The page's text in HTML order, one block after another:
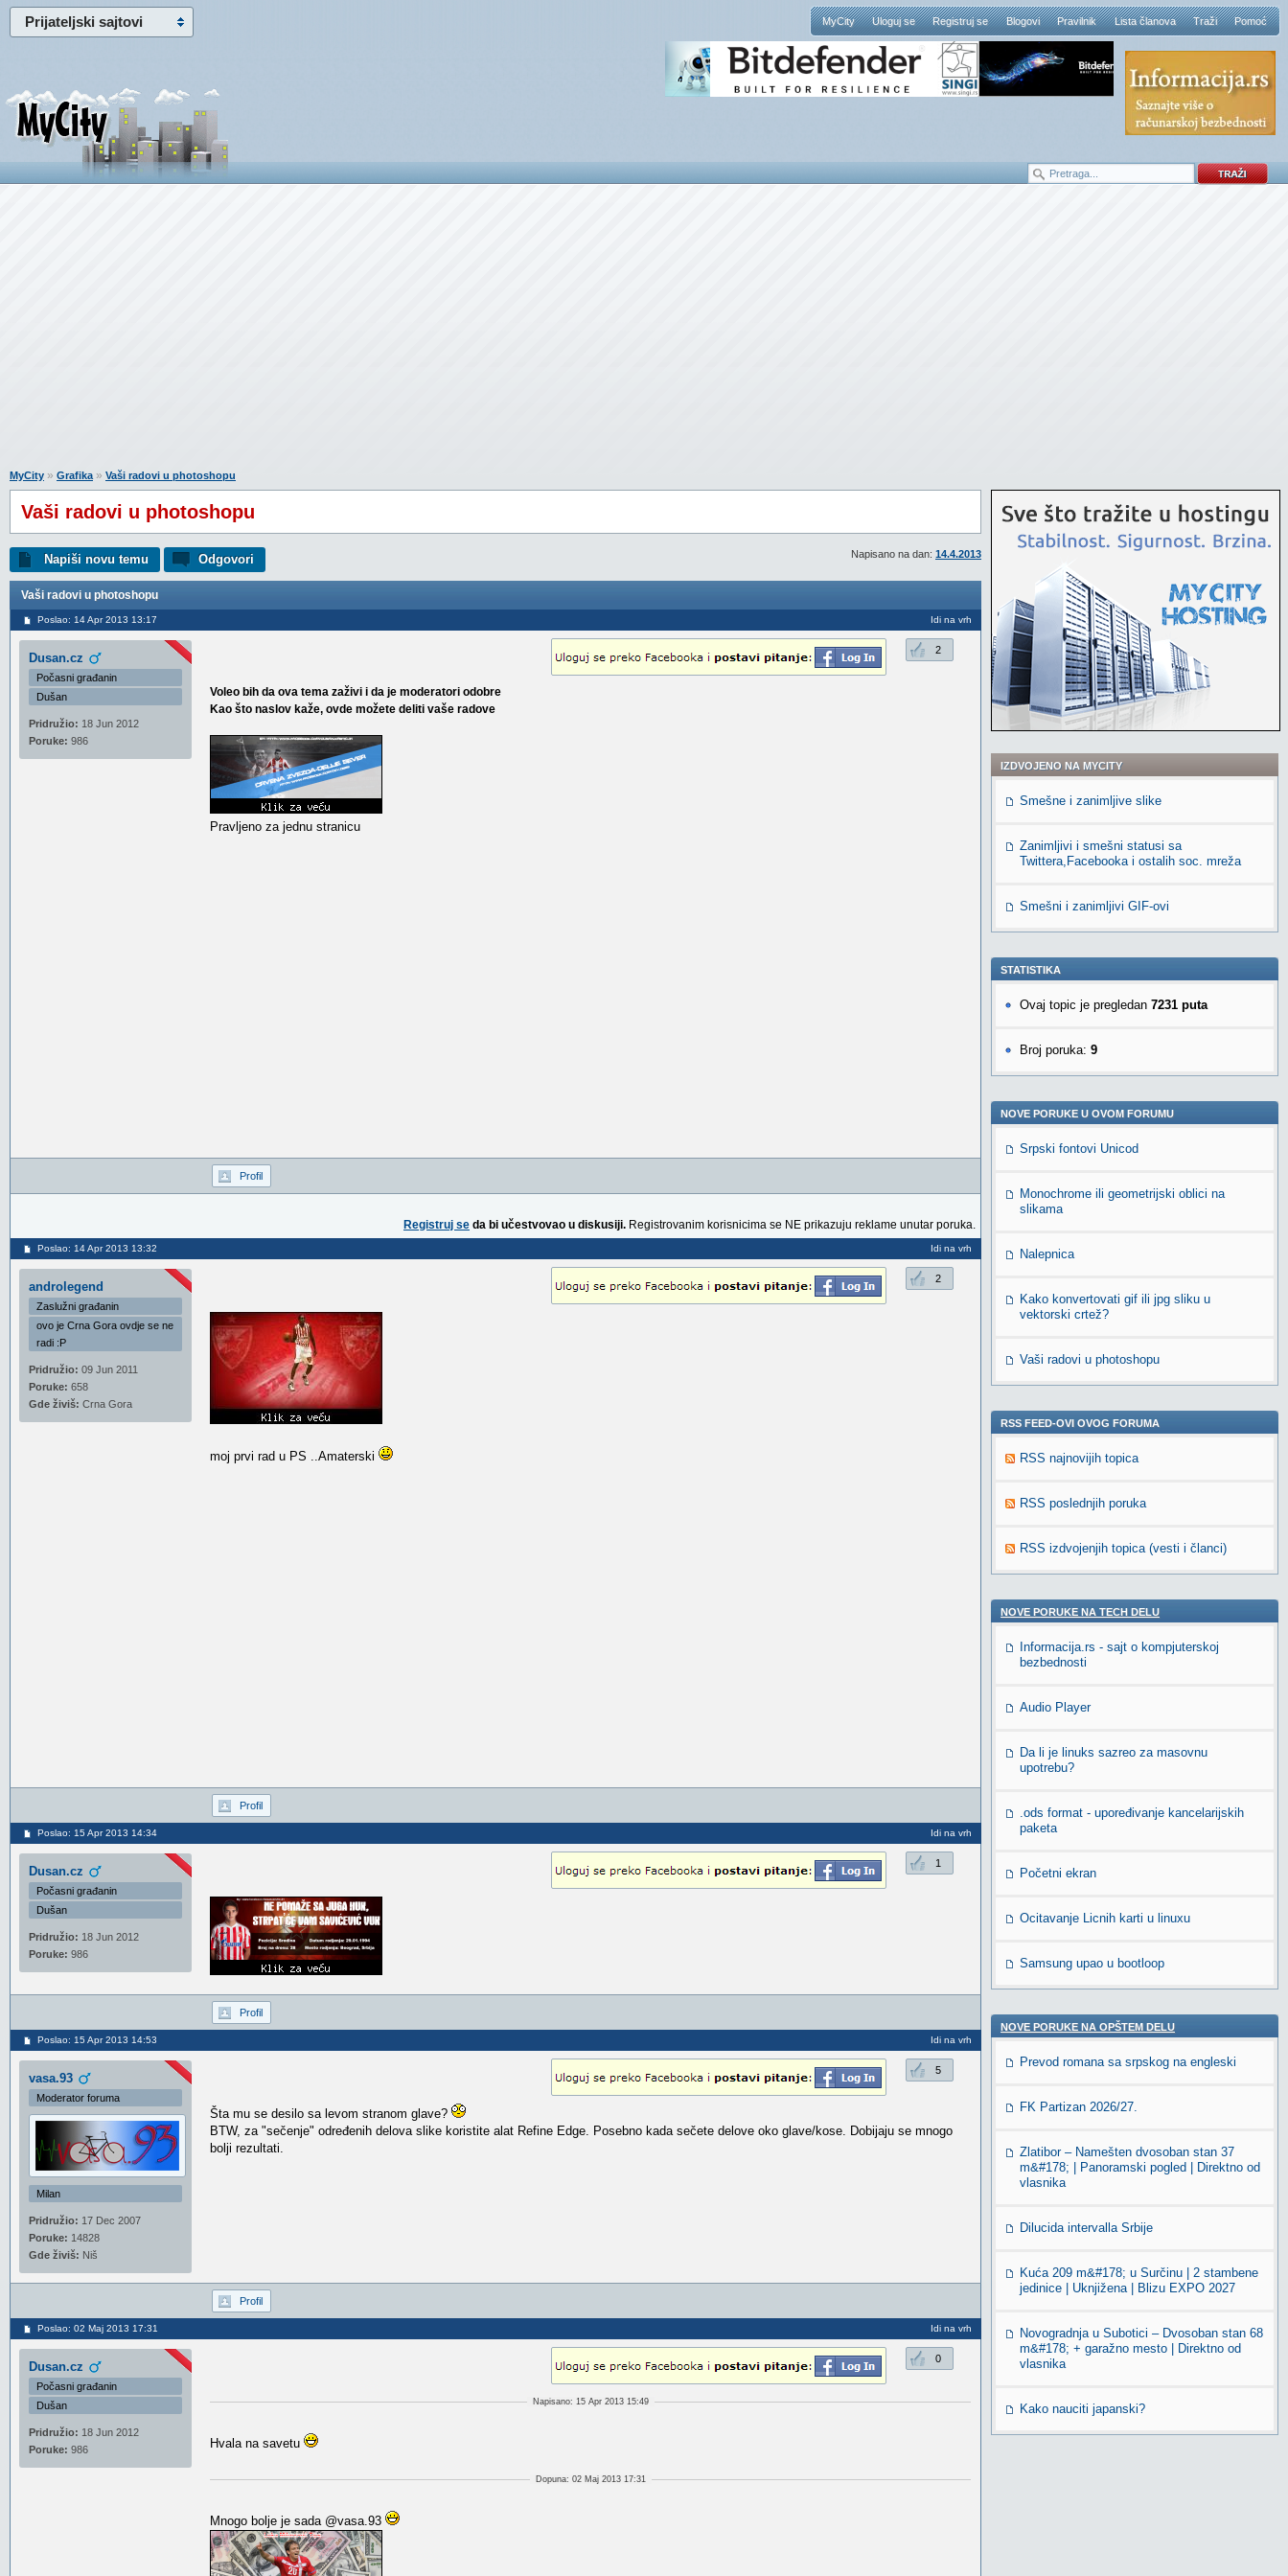
Prijateljski sajtovi MyCity Uloguj se Registruj se Blogovi Pravilnik Lista članova Traži Pomoć
MyCity » Grafika» Vaši radovi u photoshopu
Vaši radovi u photoshopu
Napisano na dan: 14.4.2013
Napiši novu temu Odgovori
Vaši radovi u photoshopu
Poslao: 14 Apr 2013 13:17 Idi na vrh
Dusan.cz
Počasni građanin
Dušan
Pridružio: 18 Jun 2012
Poruke: 986
2
Voleo bih da ova tema zaživi i da je moderatori odobre
Kao što naslov kaže, ovde možete deliti vaše radove
Pravljeno za jednu stranicu
Profil
Registruj se da bi učestvovao u diskusiji. Registrovanim korisnicima se NE prikazuju reklame unutar poruka.
Poslao: 14 Apr 2013 13:32 Idi na vrh
androlegend
Zaslužni građanin
ovo je Crna Gora ovdje se ne
radi :P
Pridružio: 09 Jun 2011
Poruke: 658
Gde živiš: Crna Gora
2
moj prvi rad u PS ..Amaterski
Profil
Poslao: 15 Apr 2013 14:34 Idi na vrh
Dusan.cz
Počasni građanin
Dušan
Pridružio: 18 Jun 2012
Poruke: 986
1
Profil
Poslao: 15 Apr 2013 14:53 Idi na vrh
vasa.93
Moderator foruma
Milan
Pridružio: 17 Dec 2007
Poruke: 14828
Gde živiš: Niš
5
Šta mu se desilo sa levom stranom glave?
BTW, za "sečenje" određenih delova slike koristite alat Refine Edge. Posebno kada sečete delove oko glave/kose. Dobijaju se mnogo
bolji rezultati.
Profil
Poslao: 02 Maj 2013 17:31 Idi na vrh
Dusan.cz
Počasni građanin
Dušan
Pridružio: 18 Jun 2012
Poruke: 986
0
Napisano: 15 Apr 2013 15:49
Hvala na savetu
Dopuna: 02 Maj 2013 17:31
Mnogo bolje je sada @vasa.93
IZDVOJENO NA MYCITY
Smešne i zanimljive slike
Zanimljivi i smešni statusi sa
Twittera,Facebooka i ostalih soc. mreža
Smešni i zanimljivi GIF-ovi
STATISTIKA
Ovaj topic je pregledan 7231 puta
Broj poruka: 9
NOVE PORUKE U OVOM FORUMU
Srpski fontovi Unicod
Monochrome ili geometrijski oblici na
slikama
Nalepnica
Kako konvertovati gif ili jpg sliku u
vektorski crtež?
Vaši radovi u photoshopu
RSS FEED-OVI OVOG FORUMA
RSS najnovijih topica
RSS poslednjih poruka
RSS izdvojenjih topica (vesti i članci)
NOVE PORUKE NA TECH DELU
Informacija.rs - sajt o kompjuterskoj
bezbednosti
Audio Player
Da li je linuks sazreo za masovnu
upotrebu?
.ods format - upoređivanje kancelarijskih
paketa
Početni ekran
Ocitavanje Licnih karti u linuxu
Samsung upao u bootloop
NOVE PORUKE NA OPŠTEM DELU
Prevod romana sa srpskog na engleski
FK Partizan 2026/27.
Zlatibor – Namešten dvosoban stan 37
m&#178; | Panoramski pogled | Direktno od
vlasnika
Dilucida intervalla Srbije
Kuća 209 m&#178; u Surčinu | 2 stambene
jedinice | Uknjižena | Blizu EXPO 2027
Novogradnja u Subotici – Dvosoban stan 68
m&#178; + garažno mesto | Direktno od
vlasnika
Kako nauciti japanski?